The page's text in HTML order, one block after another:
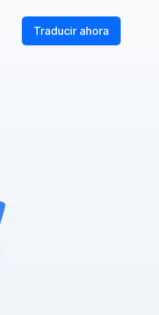
Traducir ahora